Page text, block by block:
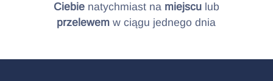
Ciebienatychmiast na miejsculub
przelewem w ciągu jednego dnia